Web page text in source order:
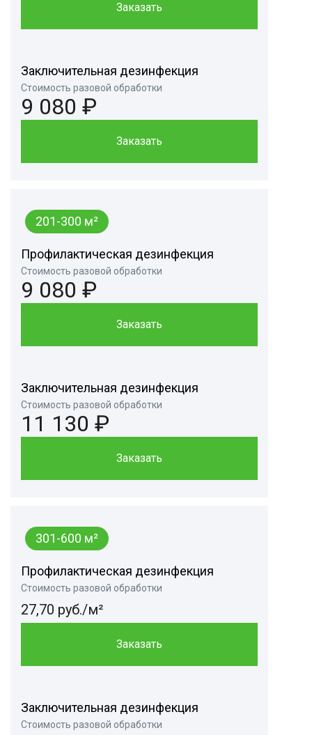
Заказать
Заключительная дезинфекция
Стоимость разовой обработки
9 080 ₽
Заказать
201-300 м²
Профилактическая дезинфекция
Стоимость разовой обработки
9 080 ₽
Заказать
Заключительная дезинфекция
Стоимость разовой обработки
11 130 ₽
Заказать
301-600 м²
Профилактическая дезинфекция
Стоимость разовой обработки
27,70 руб./м²
Заказать
Заключительная дезинфекция
Стоимость разовой обработки